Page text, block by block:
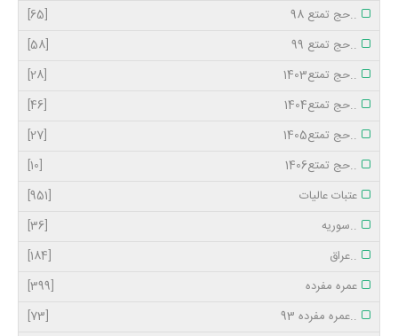
..حج تمتع 98
[65]
..حج تمتع 99
[58]
..حج تمتع1403
[28]
..حج تمتع1404
[46]
..حج تمتع1405
[27]
..حج تمتع1406
[10]
عتبات عالیات
[951]
..سوریه
[36]
..عراق
[184]
عمره مفرده
[399]
..عمره مفرده 93
[73]